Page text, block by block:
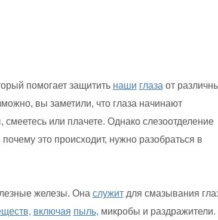
помогает защитить наши глаза от
вы заметили, что глаза начинают
или плачете. Однако слезоотделение
это происходит, нужно разобраться в
железы. Она служитдля смазывания
включая пыль, микробы и раздражители.